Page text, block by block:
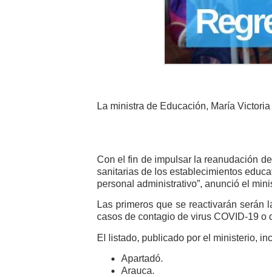
La ministra de Educación, María
Con el fin de impulsar la reanudación
sanitarias de los establecimientos
personal administrativo”, anunció el
Las primeros que se reactivarán serán
casos de contagio de virus COVID-19 o
El listado, publicado por el ministerio,
Apartadó.
Arauca.